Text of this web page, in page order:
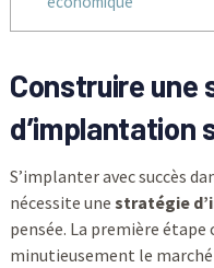
Construire une
d’implantation
S’implanter avec succès
nécessite une stratégie
pensée. La première étape
minutieusement le